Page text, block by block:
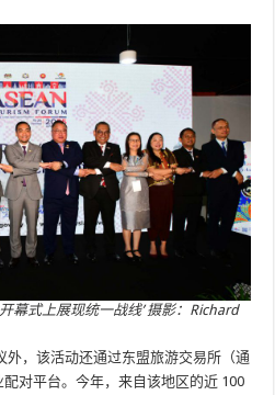
幕式上展现统一战线’ 摄影：Richard
外，该活动还通过东盟旅游交易所（通
配对平台。今年，来自该地区的近 100